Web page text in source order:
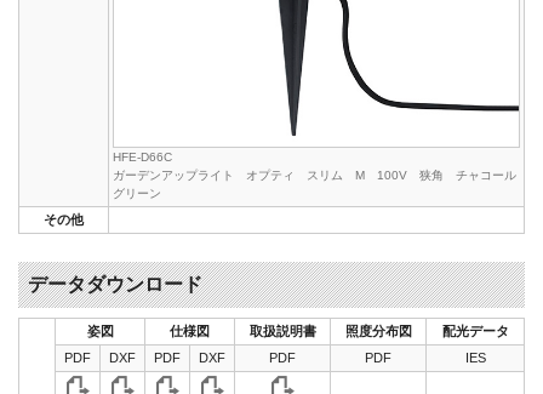
HFE-D66C
ガーデンアップライト オプティ スリム M 100V 狭角 チャコール
グリーン
その他
データダウンロード
姿図 仕様図 取扱説明書 照度分布図
配光データ
PDF
DXF PDF DXF PDF PDF IES